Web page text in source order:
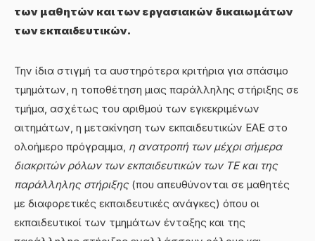
των μαθητών και των εργασιακών δικαιωμάτων
των εκπαιδευτικών.
Την ίδια στιγμή τα αυστηρότερα κριτήρια για σπάσιμο
τμημάτων, η τοποθέτηση μιας παράλληλης στήριξης σε
τμήμα, ασχέτως του αριθμού των εγκεκριμένων
αιτημάτων, η μετακίνηση των εκπαιδευτικών ΕΑΕ στο
ολοήμερο πρόγραμμα, η ανατροπή των μέχρι σήμερα
διακριτών ρόλων των εκπαιδευτικών των ΤΕ και της
παράλληλης στήριξης(που απευθύνονται σε μαθητές
με διαφορετικές εκπαιδευτικές ανάγκες) όπου οι
εκπαιδευτικοί των τμημάτων ένταξης και της